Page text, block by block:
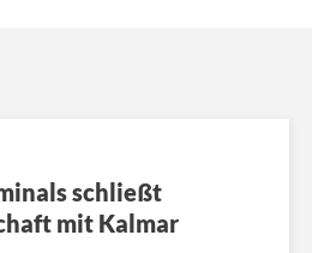
schließt
mit Kalmar